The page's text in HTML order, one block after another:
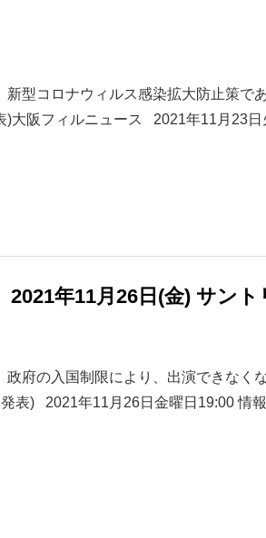
新型コロナウィルス感染拡大防止策で
)大阪フィルニュース 2021年11月23
2021年11月26日(金) サン
政府の入国制限により、出演できなく
表) 2021年11月26日金曜日19:00 情